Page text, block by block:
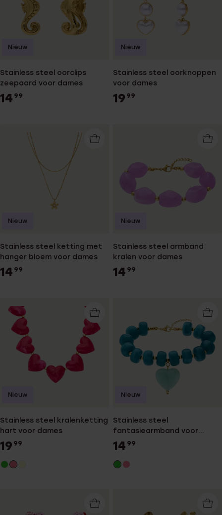
Stainless steel oorclips
zeepaard voor dames
14 99
Nieuw
Stainless steel oorknoppen
voor dames
19 99
Nieuw
Stainless steel ketting met
hanger bloem voor dames
14 99
Nieuw
Stainless steel armband
kralen voor dames
14 99
Nieuw
Stainless steel kralenketting
hart voor dames
19 99
Nieuw
Stainless steel
fantasiearmband voor
dames
14 99
Nieuw